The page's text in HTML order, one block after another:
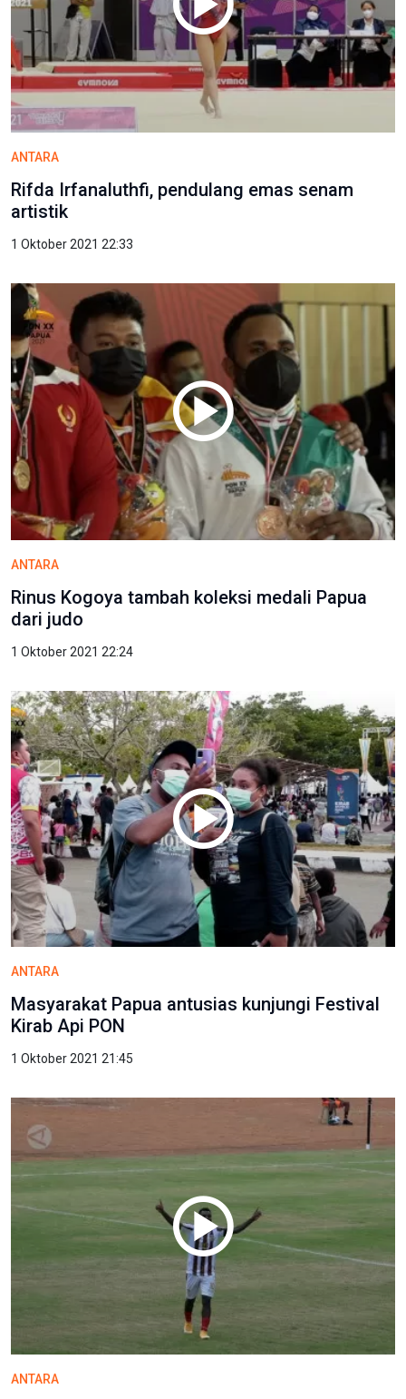
ANTARA
Rifda Irfanaluthfi, pendulang emas senam
artistik
1 Oktober 2021 22:33
ANTARA
Rinus Kogoya tambah koleksi medali Papua
dari judo
1 Oktober 2021 22:24
ANTARA
Masyarakat Papua antusias kunjungi Festival
Kirab Api PON
1 Oktober 2021 21:45
ANTARA